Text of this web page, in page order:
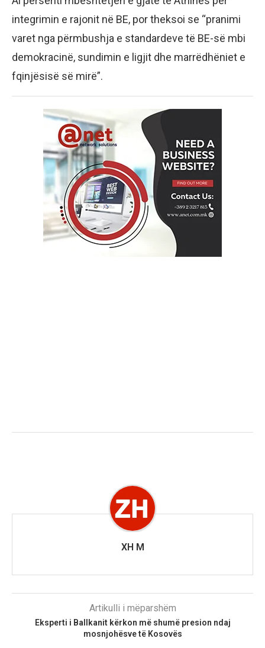
integrimin e rajonit në BE, por theksoi se “pranimi
varet nga përmbushja e standardeve të BE-së mbi
demokracinë, sundimin e ligjit dhe marrëdhëniet e
fqinjësisë së mirë”.
XH M
Artikulli i mëparshëm
Eksperti i Ballkanit kërkon më shumë presion ndaj
mosnjohësve të Kosovës